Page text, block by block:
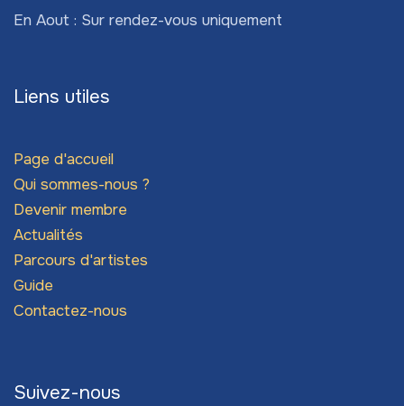
En Aout : Sur rendez-vous uniquement
Liens utiles
Page d'accueil
Qui sommes-nous ?
Devenir membre
Actualités
Parcours d'artistes
Guide
Contactez-nous
Suivez-nous